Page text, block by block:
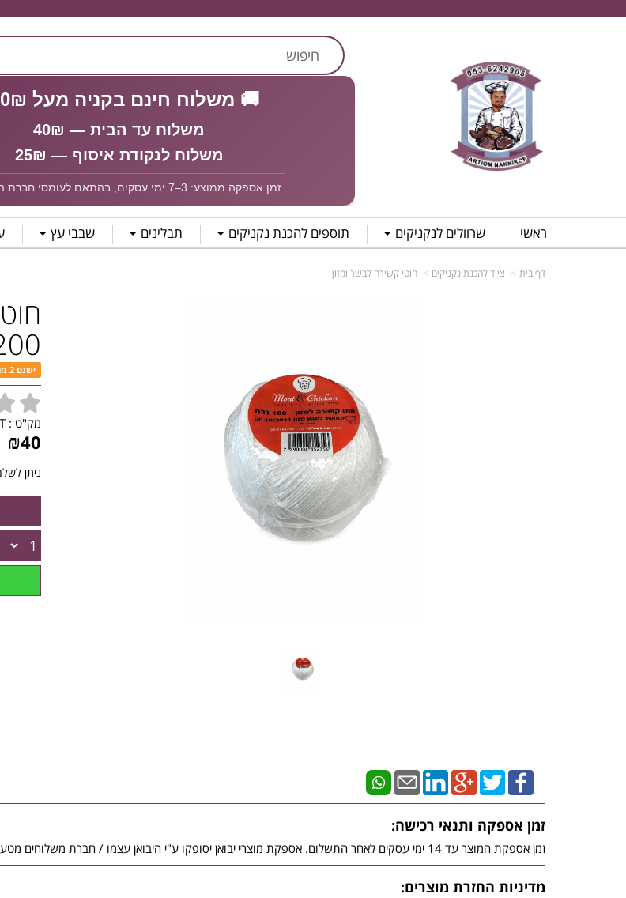
🚚 משלוח חינם בקניה מעל 350₪
משלוח עד הבית — 40₪
משלוח לנקודת איסוף — 25₪
זמן אספקה ממוצע: 3–7 ימי עסקים, בהתאם לעומסי חברת השליחויות
ראשי שרוולים לנקניקים תוספים להכנת נקניקים תבלינים שבבי עץ
דף בית ציוד להכנת נקניקים חוטי קשירה לבשר ומזון
200
ישנם 2 מוצרים זמינים במלאי.
מק"ט :
₪40
ניתן לשלם
זמן אספקה ותנאי רכישה:
זמן אספקת המוצר עד 14 ימי עסקים לאחר התשלום. אספקת מוצרי יבואן יסופקו ע"י היבואן עצמו / חברת משלוחים מטעמו, בכפוף לתנאי השימוש באתר.
מדיניות החזרת מוצרים: